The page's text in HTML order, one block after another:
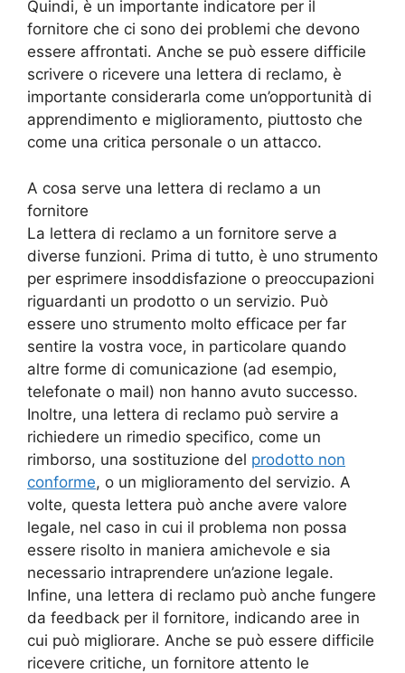
Quindi, è un importante indicatore per il
fornitore che ci sono dei problemi che devono
essere affrontati. Anche se può essere difficile
scrivere o ricevere una lettera di reclamo, è
importante considerarla come un’opportunità di
apprendimento e miglioramento, piuttosto che
come una critica personale o un attacco.
A cosa serve una lettera di reclamo a un
fornitore
La lettera di reclamo a un fornitore serve a
diverse funzioni. Prima di tutto, è uno strumento
per esprimere insoddisfazione o preoccupazioni
riguardanti un prodotto o un servizio. Può
essere uno strumento molto efficace per far
sentire la vostra voce, in particolare quando
altre forme di comunicazione (ad esempio,
telefonate o mail) non hanno avuto successo.
Inoltre, una lettera di reclamo può servire a
richiedere un rimedio specifico, come un
rimborso, una sostituzione del prodotto non
conforme, o un miglioramento del servizio. A
volte, questa lettera può anche avere valore
legale, nel caso in cui il problema non possa
essere risolto in maniera amichevole e sia
necessario intraprendere un’azione legale.
Infine, una lettera di reclamo può anche fungere
da feedback per il fornitore, indicando aree in
cui può migliorare. Anche se può essere difficile
ricevere critiche, un fornitore attento le